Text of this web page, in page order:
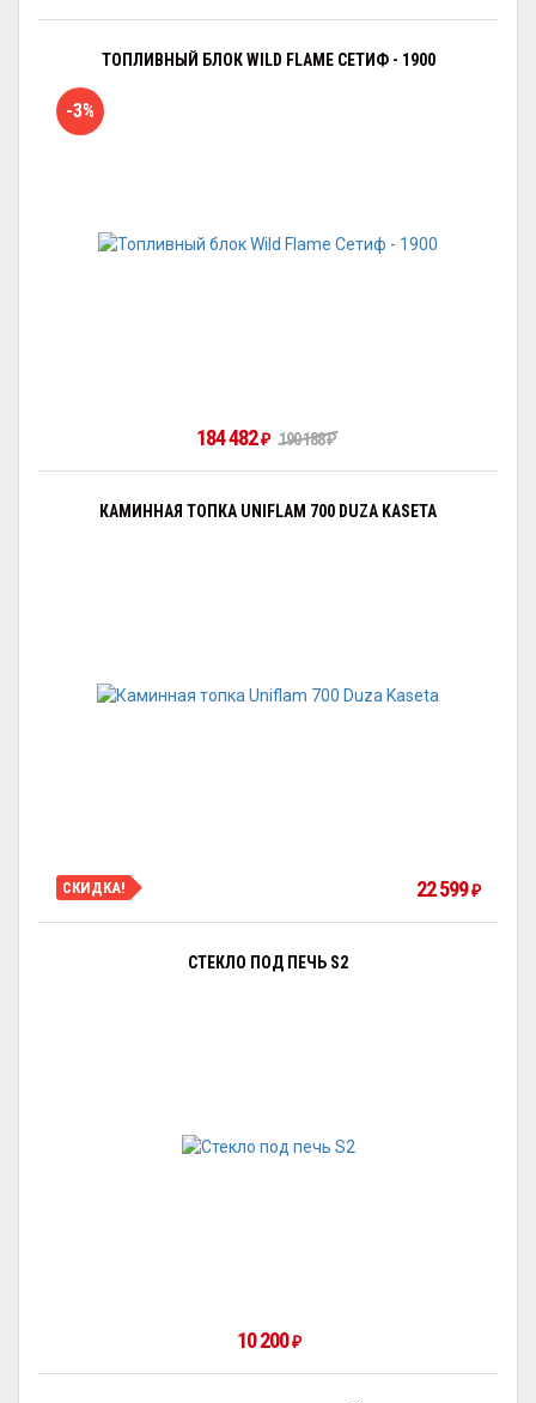
ТОПЛИВНЫЙ БЛОК WILD FLAME СЕТИФ - 1900
-3%
184 482₽ 190 188₽
КАМИННАЯ ТОПКА UNIFLAM 700 DUZA KASETA
СКИДКА! 22 599₽
СТЕКЛО ПОД ПЕЧЬ S2
10 200₽